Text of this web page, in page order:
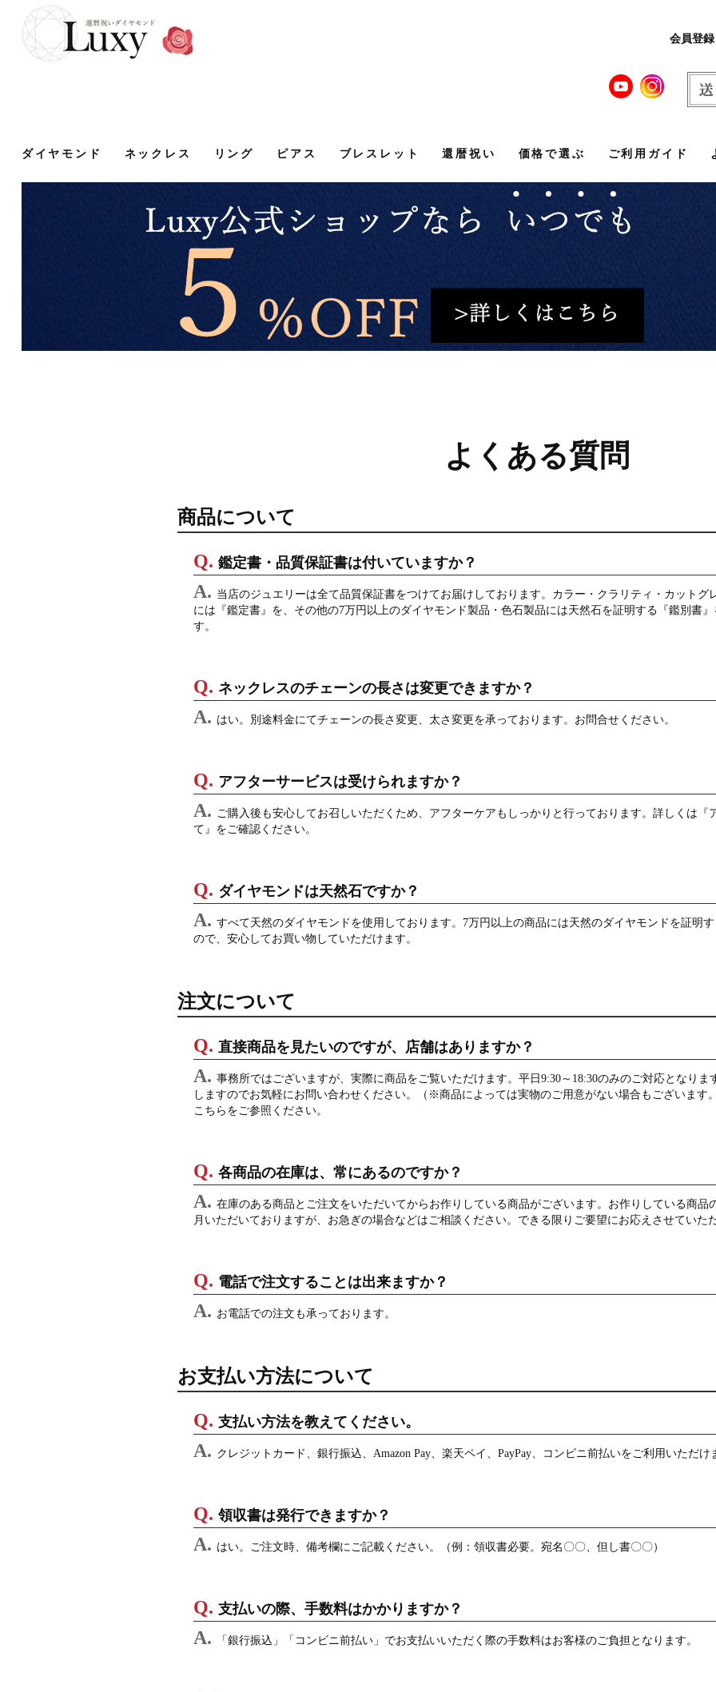
会員登録
ダイヤモンド ネックレス リング ピアス ブレスレット 還暦祝い 価格で選ぶ ご利用ガイド
よくある質問
商品について
鑑定書・品質保証書は付いていますか？
当店のジュエリーは全て品質保証書をつけてお届けしております。カラー・クラリティ・カットグ
には『鑑定書』を、その他の7万円以上のダイヤモンド製品・色石製品には天然石を証明する『鑑別書
す。
ネックレスのチェーンの長さは変更できますか？
はい。別途料金にてチェーンの長さ変更、太さ変更を承っております。お問合せください。
アフターサービスは受けられますか？
ご購入後も安心してお召しいただくため、アフターケアもしっかりと行っております。詳しくは『
て』をご確認ください。
ダイヤモンドは天然石ですか？
すべて天然のダイヤモンドを使用しております。7万円以上の商品には天然のダイヤモンドを証明
ので、安心してお買い物していただけます。
注文について
直接商品を見たいのですが、店舗はありますか？
事務所ではございますが、実際に商品をご覧いただけます。平日9:30～18:30のみのご対応となり
しますのでお気軽にお問い合わせください。（※商品によっては実物のご用意がない場合もございます
こちらをご参照ください。
各商品の在庫は、常にあるのですか？
在庫のある商品とご注文をいただいてからお作りしている商品がございます。お作りしている商品
月いただいておりますが、お急ぎの場合などはご相談ください。できる限りご要望にお応えさせていた
電話で注文することは出来ますか？
お電話での注文も承っております。
お支払い方法について
支払い方法を教えてください。
クレジットカード、銀行振込、Amazon Pay、楽天ペイ、PayPay、コンビニ前払いをご利用いただけ
領収書は発行できますか？
はい。ご注文時、備考欄にご記載ください。（例：領収書必要。宛名〇〇、但し書〇〇）
支払いの際、手数料はかかりますか？
「銀行振込」「コンビニ前払い」でお支払いいただく際の手数料はお客様のご負担となります。